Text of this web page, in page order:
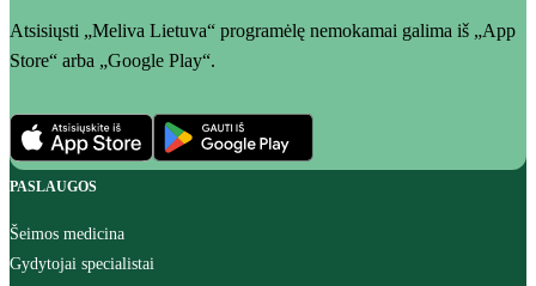
Atsisiųsti „Meliva Lietuva“ programėlę nemokamai galima iš „App
Store“ arba „Google Play“.
PASLAUGOS
Šeimos medicina
Gydytojai specialistai